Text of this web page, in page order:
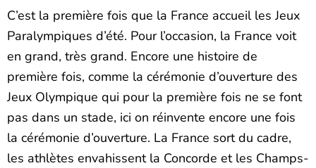
C’est la première fois que la France accueil les Jeux
Paralympiques d’été. Pour l’occasion, la France voit
en grand, très grand. Encore une histoire de
première fois, comme la cérémonie d’ouverture des
Jeux Olympique qui pour la première fois ne se font
pas dans un stade, ici on réinvente encore une fois
la cérémonie d’ouverture. La France sort du cadre,
les athlètes envahissent la Concorde et les Champs-